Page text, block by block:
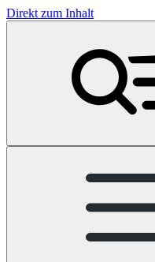
Direkt zum Inhalt